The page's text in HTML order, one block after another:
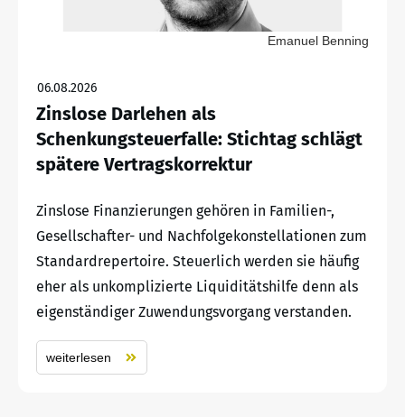
Emanuel Benning
06.08.2026
Zinslose Darlehen als
Schenkungsteuerfalle: Stichtag schlägt
spätere Vertragskorrektur
Zinslose Finanzierungen gehören in Familien-,
Gesellschafter- und Nachfolgekonstellationen zum
Standardrepertoire. Steuerlich werden sie häufig
eher als unkomplizierte Liquiditätshilfe denn als
eigenständiger Zuwendungsvorgang verstanden.
weiterlesen